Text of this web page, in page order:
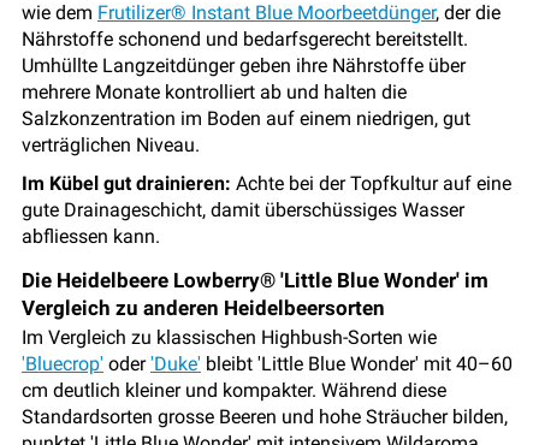
wie dem Frutilizer® Instant Blue Moorbeetdünger, der die
Nährstoffe schonend und bedarfsgerecht bereitstellt.
Umhüllte Langzeitdünger geben ihre Nährstoffe über
mehrere Monate kontrolliert ab und halten die
Salzkonzentration im Boden auf einem niedrigen, gut
verträglichen Niveau.
Im Kübel gut drainieren: Achte bei der Topfkultur auf eine
gute Drainageschicht, damit überschüssiges Wasser
abfliessen kann.
Die Heidelbeere Lowberry® 'Little Blue Wonder' im
Vergleich zu anderen Heidelbeersorten
Im Vergleich zu klassischen Highbush-Sorten wie
'Bluecrop' oder'Duke' bleibt 'Little Blue Wonder' mit 40–60
cm deutlich kleiner und kompakter. Während diese
Standardsorten grosse Beeren und hohe Sträucher bilden,